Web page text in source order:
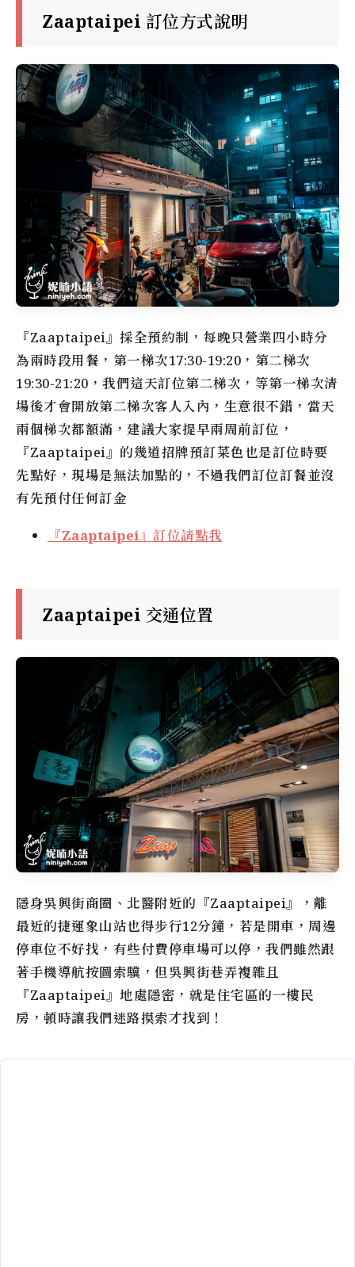
Zaaptaipei 訂位方式說明
『Zaaptaipei』採全預約制，每晚只營業四小時分
為兩時段用餐，第一梯次17:30-19:20，第二梯次
19:30-21:20，我們這天訂位第二梯次，等第一梯次清
場後才會開放第二梯次客人入內，生意很不錯，當天
兩個梯次都額滿，建議大家提早兩周前訂位，
『Zaaptaipei』的幾道招牌預訂菜色也是訂位時要
先點好，現場是無法加點的，不過我們訂位訂餐並沒
有先預付任何訂金
『Zaaptaipei』訂位請點我
Zaaptaipei 交通位置
隱身吳興街商圈、北醫附近的『Zaaptaipei』，離
最近的捷運象山站也得步行12分鐘，若是開車，周邊
停車位不好找，有些付費停車場可以停，我們雖然跟
著手機導航按圖索驥，但吳興街巷弄複雜且
『Zaaptaipei』地處隱密，就是住宅區的一樓民
房，頓時讓我們迷路摸索才找到！